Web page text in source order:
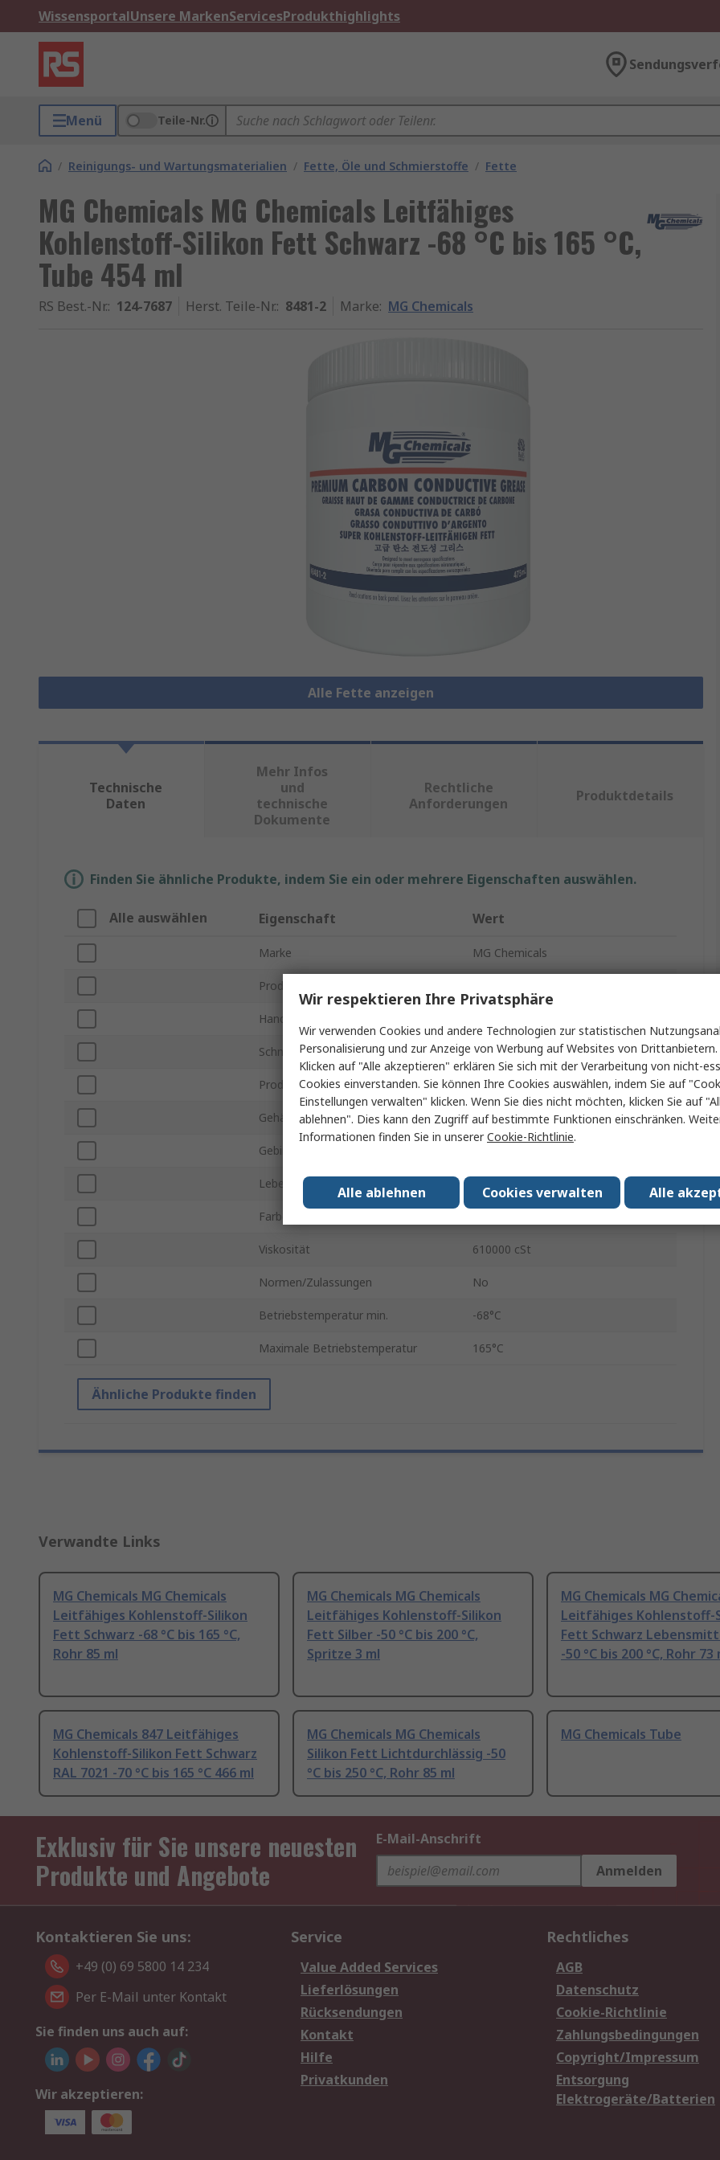
WissensportalUnsere MarkenServicesProdukthighlights
Menü Teile-Nr.
/ Reinigungs- und Wartungsmaterialien / Fette, Öle und Schmierstoffe / Fette
MG Chemicals MG Chemicals Leitfähiges
Kohlenstoff-Silikon Fett Schwarz -68 °C bis 165 °C,
Tube 454 ml
RS Best.-Nr.: 124-7687 Herst. Teile-Nr.: 8481-2 Marke: MG Chemicals
Alle Fette anzeigen
Technische
Daten
Mehr Infos
und
technische
Dokumente
Rechtliche
Anforderungen
Produktdetails
Finden Sie ähnliche Produkte, indem Sie ein oder mehrere Eigenschaften auswählen.
Alle auswählen Eigenschaft Wert
Marke MG Chemicals
Produkt Typ
Handelsname
Schmiermittel Typ Leitfähiges Kohlenstoff-Silikon
Produktform Paste
Gehäusegröße Tube
Gebindegröße
Lebensmittelsicher
Farbe
Viskosität 610000 cSt
Normen/Zulassungen No
Betriebstemperatur min. -68°C
Maximale Betriebstemperatur 165°C
Ähnliche Produkte finden
Verwandte Links
MG Chemicals MG Chemicals
Leitfähiges Kohlenstoff-Silikon
Fett Schwarz -68 °C bis 165 °C,
Rohr 85 ml
MG Chemicals MG Chemicals
Leitfähiges Kohlenstoff-Silikon
Fett Silber -50 °C bis 200 °C,
Spritze 3 ml
MG Chemicals MG
Leitfähiges Kohlenstoff-
Fett Schwarz
-50 °C bis 200 °C, Rohr 73
MG Chemicals 847 Leitfähiges
Kohlenstoff-Silikon Fett Schwarz
RAL 7021 -70 °C bis 165 °C 466 ml
MG Chemicals MG Chemicals
Silikon Fett Lichtdurchlässig -50
°C bis 250 °C, Rohr 85 ml
MG Chemicals Tube
Exklusiv für Sie unsere neuesten
Produkte und Angebote
E-Mail-Anschrift
Anmelden
Kontaktieren Sie uns:
+49 (0) 69 5800 14 234
Per E-Mail unter Kontakt
Sie finden uns auch auf:
Wir akzeptieren:
Service
Value Added Services
Lieferlösungen
Rücksendungen
Kontakt
Hilfe
Privatkunden
Rechtliches
AGB
Datenschutz
Cookie-Richtlinie
Zahlungsbedingungen
Copyright/Impressum
Entsorgung
Elektrogeräte/Batterien
Wir respektieren Ihre Privatsphäre
Wir verwenden Cookies und andere Technologien zur statistischen
Personalisierung und zur Anzeige von Werbung auf Websites von
Klicken auf "Alle akzeptieren" erklären Sie sich mit der Verarbeitung von nicht-
Cookies einverstanden. Sie können Ihre Cookies auswählen, indem Sie auf
Einstellungen verwalten" klicken. Wenn Sie dies nicht möchten, klicken Sie auf
ablehnen". Dies kann den Zugriff auf bestimmte Funktionen einschränken.
Informationen finden Sie in unsererCookie-Richtlinie.
Alle
Cookies verwalten
Alle ablehnen